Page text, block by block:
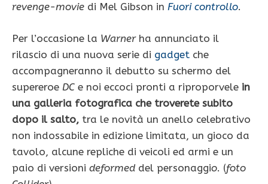
revenge-movie di Mel Gibson in Fuori controllo.
Per l’occasione la Warnerha annunciato il
rilascio di una nuova serie di gadget che
accompagneranno il debutto su schermo del
supereroe DC e noi eccoci pronti a riproporvele in
una galleria fotografica che troverete subito
dopo il salto, tra le novità un anello celebrativo
non indossabile in edizione limitata, un gioco da
tavolo, alcune repliche di veicoli ed armi e un
paio di versioni deformed del personaggio. (foto